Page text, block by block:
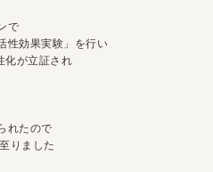
で
性効果実験」を行い
化が立証され
れたので
りました